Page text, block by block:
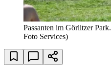
Passanten im Görlitzer Park.
Foto Services)